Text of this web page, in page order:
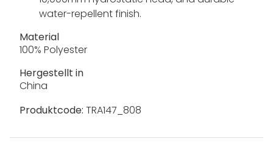
water-repellent finish.
Material
100% Polyester
Hergestellt in
China
Produktcode: TRA147_808